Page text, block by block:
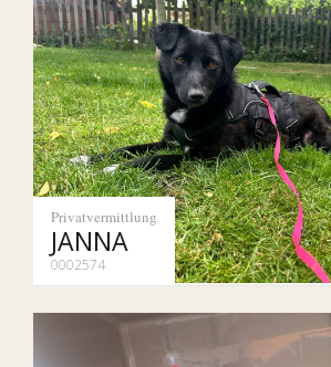
Privatvermittlung
JANNA
0002574